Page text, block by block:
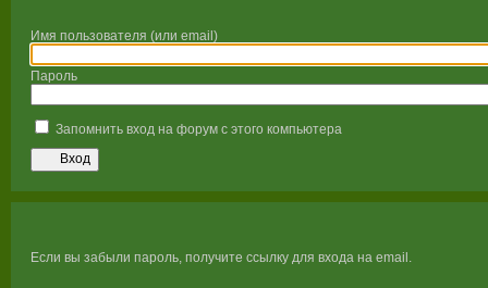
Имя пользователя (или email)
Пароль
Запомнить вход на форум с этого компьютера
Вход
Если вы забыли пароль, получите ссылку для входа на email.